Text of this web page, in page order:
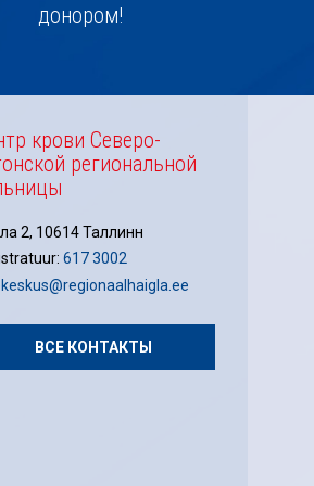
донором!
крови Северо-
региональной
2, 10614 Таллинн
617 3002
ВСЕ КОНТАКТЫ